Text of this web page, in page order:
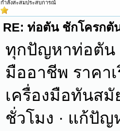
กำลังสะสมประสบการณ์
RE: ท่อตัน ชักโครก
ทุกปัญหาท่อตัน
มืออาชีพ ราคา
เครื่องมือทันสมั
ชั่วโมง · แก้ปัญ